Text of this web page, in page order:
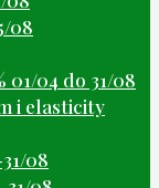
08
01/04 do 31/08
i elasticity
08